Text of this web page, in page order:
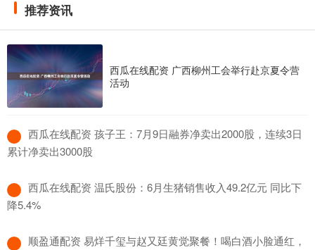
推荐资讯
西瓜在线配资 广西柳州工会举行赴京夏令营
活动
​西瓜在线配资 孩子王：7月9日融券净卖出2000股，连续3日
累计净卖出3000股
​西瓜在线配资 温氏股份：6月生猪销售收入49.2亿元 同比下
降5.4%
​顺盈通配资 易烊千玺与赵又廷黄觉聚餐！喝白酒小脸通红，